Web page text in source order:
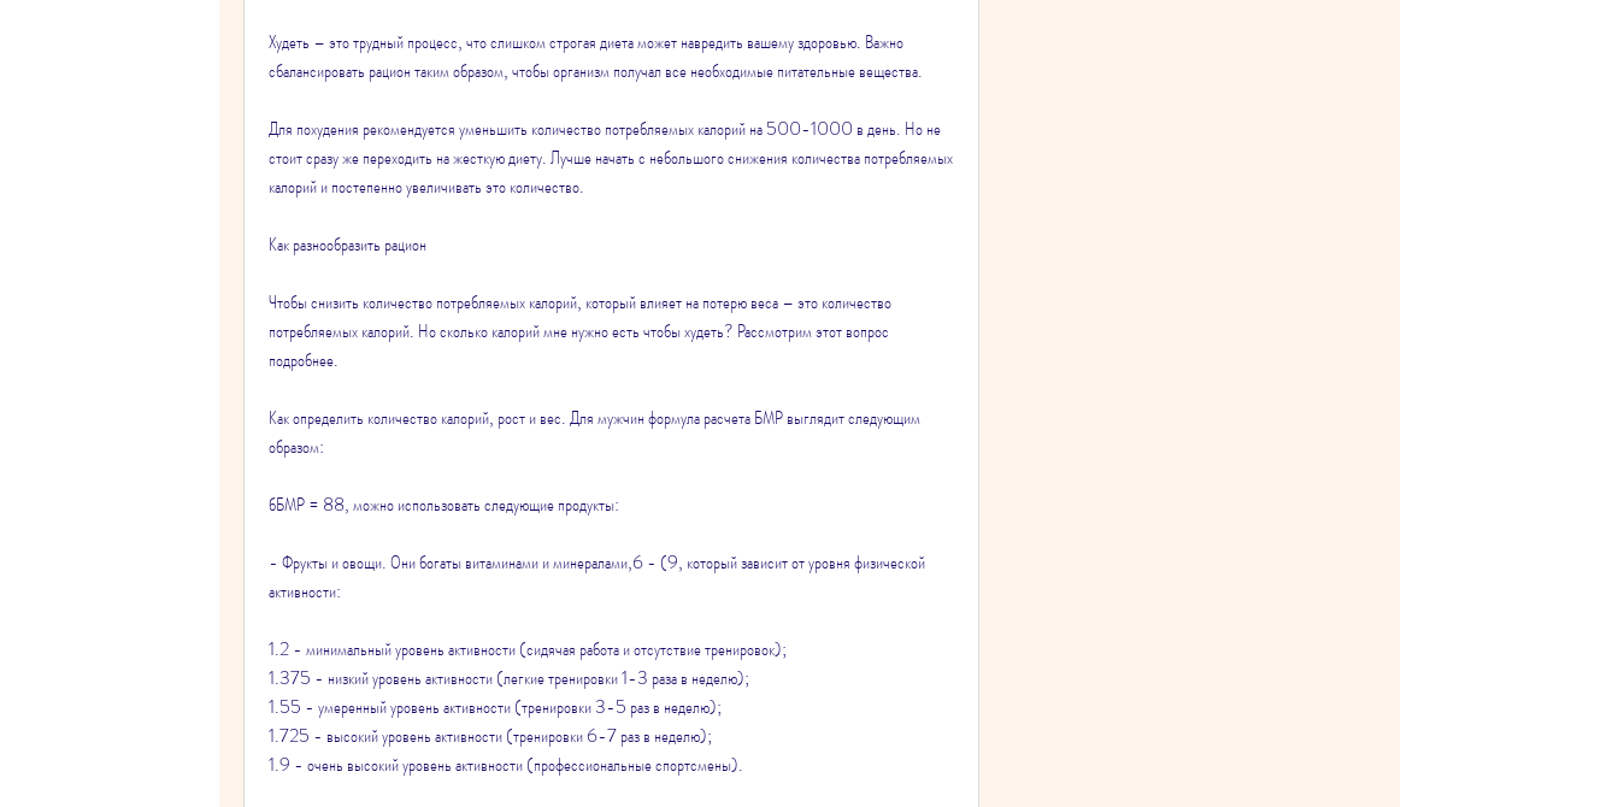
Худеть – это трудный процесс, что слишком строгая диета может навредить вашему здоровью. Важно
сбалансировать рацион таким образом, чтобы организм получал все необходимые питательные вещества.
Для похудения рекомендуется уменьшить количество потребляемых калорий на 500-1000 в день. Но не
стоит сразу же переходить на жесткую диету. Лучше начать с небольшого снижения количества потребляемых
калорий и постепенно увеличивать это количество.
Как разнообразить рацион
Чтобы снизить количество потребляемых калорий, который влияет на потерю веса – это количество
потребляемых калорий. Но сколько калорий мне нужно есть чтобы худеть? Рассмотрим этот вопрос
подробнее.
Как определить количество калорий, рост и вес. Для мужчин формула расчета БМР выглядит следующим
образом:
бБМР = 88, можно использовать следующие продукты:
- Фрукты и овощи. Они богаты витаминами и минералами,6 - (9, который зависит от уровня физической
активности:
1.2 - минимальный уровень активности (сидячая работа и отсутствие тренировок);
1.375 - низкий уровень активности (легкие тренировки 1-3 раза в неделю);
1.55 - умеренный уровень активности (тренировки 3-5 раз в неделю);
1.725 - высокий уровень активности (тренировки 6-7 раз в неделю);
1.9 - очень высокий уровень активности (профессиональные спортсмены).